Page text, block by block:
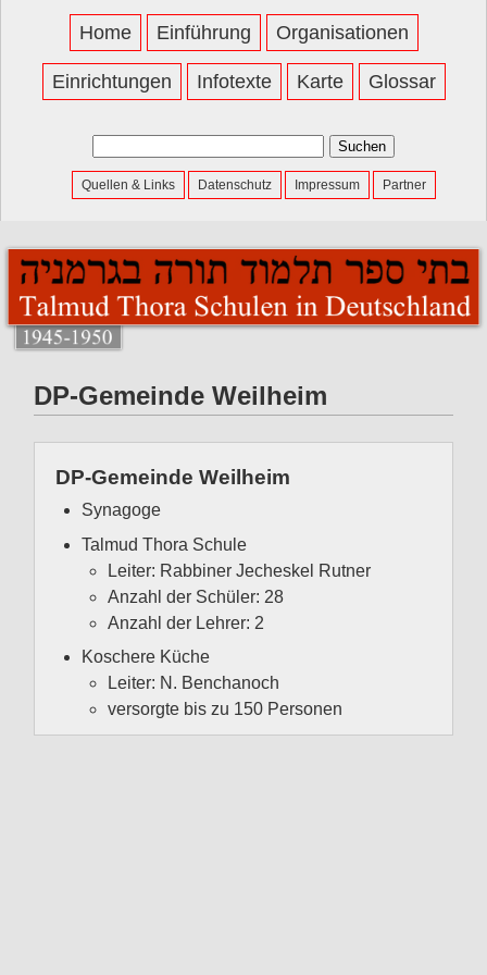
Home Einführung Organisationen
Einrichtungen Infotexte Karte Glossar
Suchen
nach:
Quellen & Links Datenschutz Impressum Partner
DP-Gemeinde Weilheim
DP-Gemeinde Weilheim
Synagoge
Talmud Thora Schule
Leiter: Rabbiner Jecheskel Rutner
Anzahl der Schüler: 28
Anzahl der Lehrer: 2
Koschere Küche
Leiter: N. Benchanoch
versorgte bis zu 150 Personen